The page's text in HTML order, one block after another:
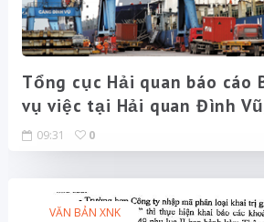
Tổng cục Hải quan báo cáo
vụ việc tại Hải quan Đình
09:31 0
VĂN BẢN XNK